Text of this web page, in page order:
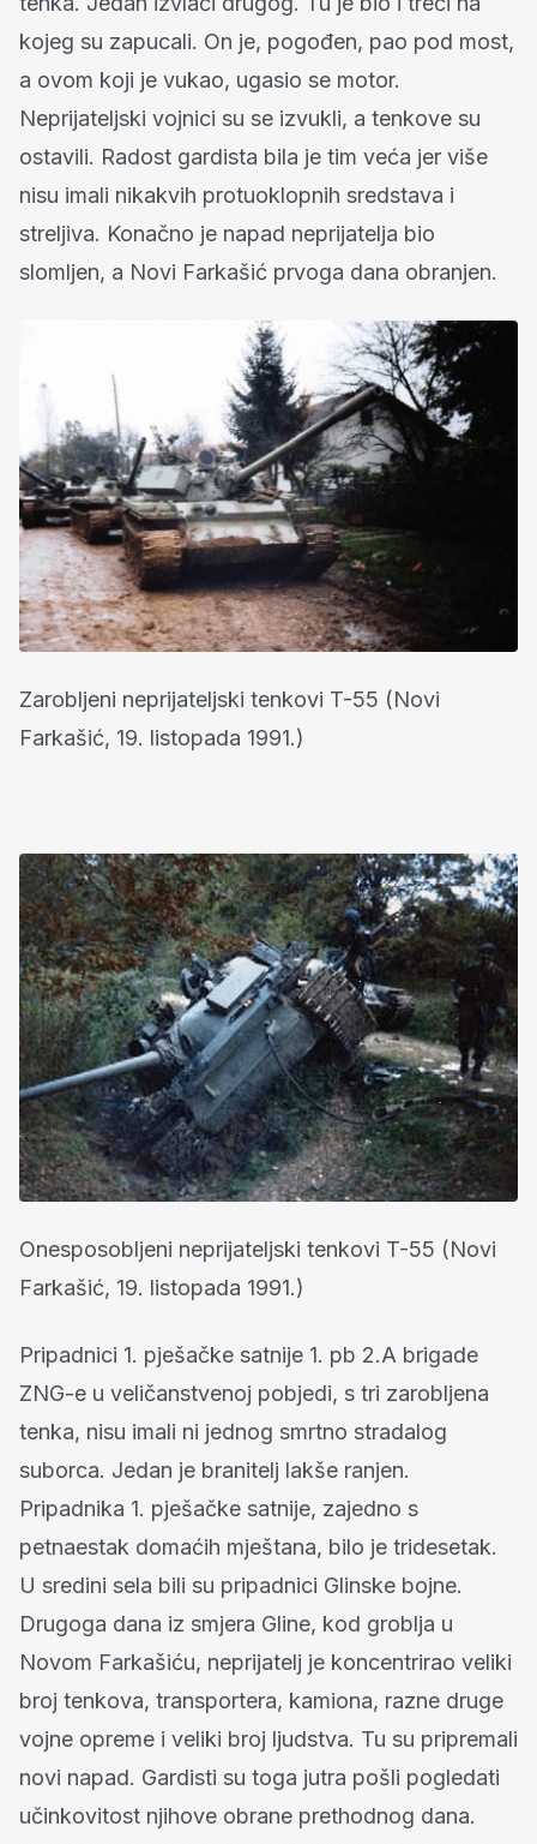
kojeg su zapucali. On je, pogođen, pao pod most,
a ovom koji je vukao, ugasio se motor.
Neprijateljski vojnici su se izvukli, a tenkove su
ostavili. Radost gardista bila je tim veća jer više
nisu imali nikakvih protuoklopnih sredstava i
streljiva. Konačno je napad neprijatelja bio
slomljen, a Novi Farkašić prvoga dana obranjen.
Zarobljeni neprijateljski tenkovi T-55 (Novi
Farkašić, 19. listopada 1991.)
Onesposobljeni neprijateljski tenkovi T-55 (Novi
Farkašić, 19. listopada 1991.)
Pripadnici 1. pješačke satnije 1. pb 2.A brigade
ZNG-e u veličanstvenoj pobjedi, s tri zarobljena
tenka, nisu imali ni jednog smrtno stradalog
suborca. Jedan je branitelj lakše ranjen.
Pripadnika 1. pješačke satnije, zajedno s
petnaestak domaćih mještana, bilo je tridesetak.
U sredini sela bili su pripadnici Glinske bojne.
Drugoga dana iz smjera Gline, kod groblja u
Novom Farkašiću, neprijatelj je koncentrirao veliki
broj tenkova, transportera, kamiona, razne druge
vojne opreme i veliki broj ljudstva. Tu su pripremali
novi napad. Gardisti su toga jutra pošli pogledati
učinkovitost njihove obrane prethodnog dana.